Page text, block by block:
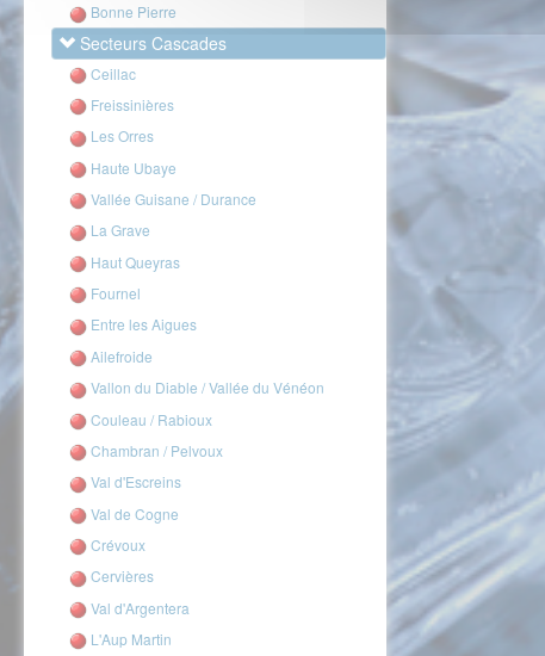
Bonne Pierre
Secteurs Cascades
Ceillac
Freissinières
Les Orres
Haute Ubaye
Vallée Guisane / Durance
La Grave
Haut Queyras
Fournel
Entre les Aigues
Ailefroide
Vallon du Diable / Vallée du Vénéon
Couleau / Rabioux
Chambran / Pelvoux
Val d'Escreins
Val de Cogne
Crévoux
Cervières
Val d'Argentera
L'Aup Martin